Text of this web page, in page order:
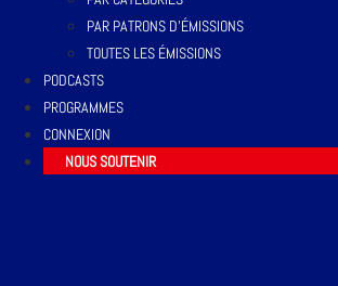
PAR PATRONS D’ÉMISSIONS
TOUTES LES ÉMISSIONS
PODCASTS
PROGRAMMES
CONNEXION
NOUS SOUTENIR